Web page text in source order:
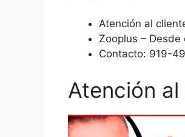
Atención al
Zooplus –
Contacto: 919-
Atención